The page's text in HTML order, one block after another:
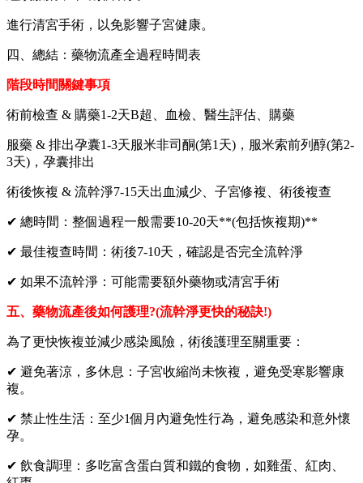
進行清宮手術，以免影響子宮健康。
四、總結：藥物流產全過程時間表
階段時間關鍵事項
術前檢查 & 購藥1-2天B超、血檢、醫生評估、購藥
服藥 & 排出孕囊1-3天服米非司酮(第1天)，服米索前列醇(第2-
3天)，孕囊排出
術後恢複 & 流幹淨7-15天出血減少、子宮修複、術後複查
✔ 總時間：整個過程一般需要10-20天**(包括恢複期)**
✔ 最佳複查時間：術後7-10天，確認是否完全流幹淨
✔ 如果不流幹淨：可能需要額外藥物或清宮手術
五、藥物流產後如何護理?(流幹淨更快的秘訣!)
為了更快恢複並減少感染風險，術後護理至關重要：
✔ 避免著涼，多休息：子宮收縮尚未恢複，避免受寒影響康
複。
✔ 禁止性生活：至少1個月內避免性行為，避免感染和意外懷
孕。
✔ 飲食調理：多吃富含蛋白質和鐵的食物，如雞蛋、紅肉、